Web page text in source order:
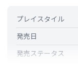
プレイスタイル
発売日
発売ステータス